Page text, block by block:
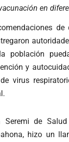
en
población
y
virus
Seremi de
hizo un